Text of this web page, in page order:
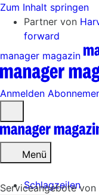
Zum Inhalt springen
Partner von
forward
manager magazin
Anmelden
öffnen
Menü
Schlagzeilen
Serviceangebote